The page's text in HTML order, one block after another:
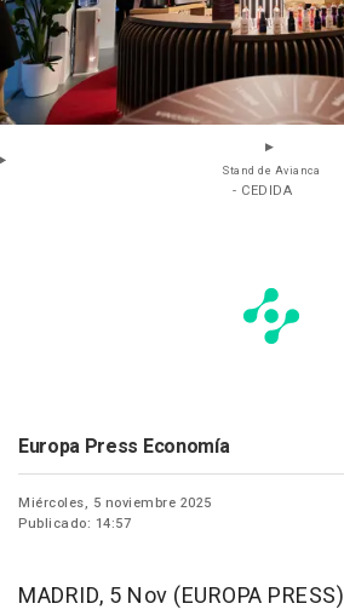
Stand de Avianca
- CEDIDA
Europa Press Economía
Miércoles, 5 noviembre 2025
Publicado: 14:57
MADRID, 5 Nov (EUROPA PRESS)